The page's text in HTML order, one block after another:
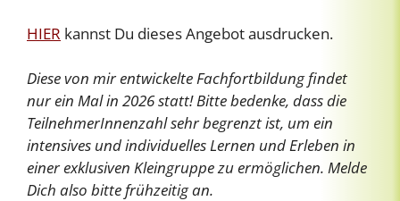
HIER kannst Du dieses Angebot ausdrucken.
Diese von mir entwickelte Fachfortbildung findet
nur ein Mal in 2026 statt! Bitte bedenke, dass die
TeilnehmerInnenzahl sehr begrenzt ist, um ein
intensives und individuelles Lernen und Erleben in
einer exklusiven Kleingruppe zu ermöglichen. Melde
Dich also bitte frühzeitig an.